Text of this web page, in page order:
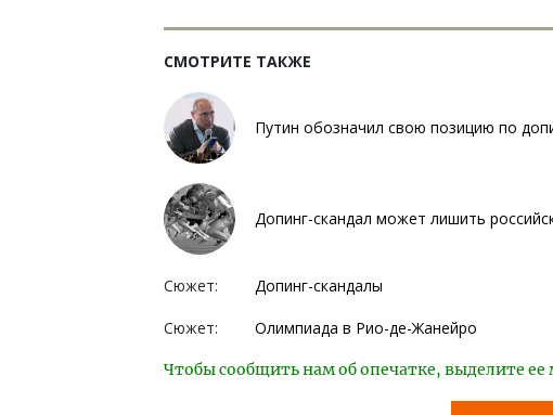
СМОТРИТЕ ТАКЖЕ
Путин обозначил свою позицию по
Допинг-скандал может лишить
Сюжет: Допинг-скандалы
Сюжет: Олимпиада в Рио-де-Жанейро
Чтобы сообщить нам об опечатке, выделите